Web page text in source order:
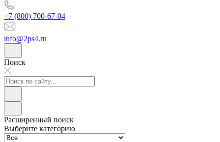
+7 (800) 700-67-04
info@2ps4.ru
Поиск
Расширенный поиск
Выберите категорию